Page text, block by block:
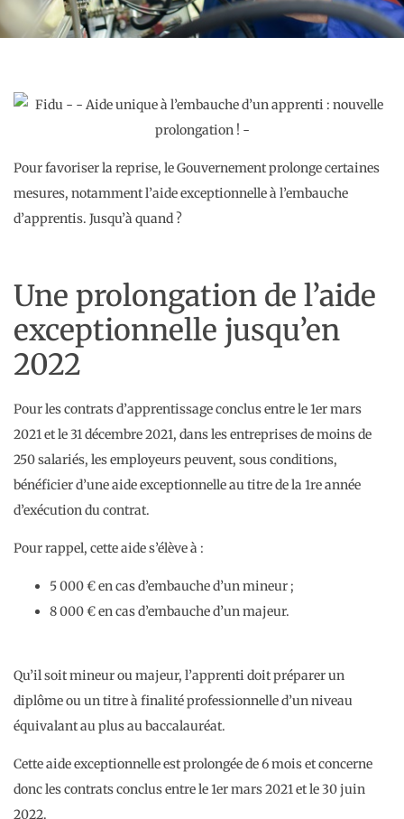
Pour favoriser la reprise, le Gouvernement prolonge certaines
mesures, notamment l’aide exceptionnelle à l’embauche
d’apprentis. Jusqu’à quand ?
Une prolongation de l’aide
exceptionnelle jusqu’en
2022
Pour les contrats d’apprentissage conclus entre le 1er mars
2021 et le 31 décembre 2021, dans les entreprises de moins de
250 salariés, les employeurs peuvent, sous conditions,
bénéficier d’une aide exceptionnelle au titre de la 1re année
d’exécution du contrat.
Pour rappel, cette aide s’élève à :
5 000 € en cas d’embauche d’un mineur ;
8 000 € en cas d’embauche d’un majeur.
Qu’il soit mineur ou majeur, l’apprenti doit préparer un
diplôme ou un titre à finalité professionnelle d’un niveau
équivalant au plus au baccalauréat.
Cette aide exceptionnelle est prolongée de 6 mois et concerne
donc les contrats conclus entre le 1er mars 2021 et le 30 juin
2022.